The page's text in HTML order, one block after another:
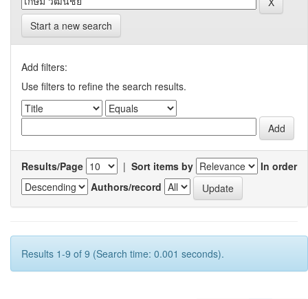
Start a new search
Add filters:
Use filters to refine the search results.
Results/Page | Sort items by
In order
Authors/record
Results 1-9 of 9 (Search time: 0.001 seconds).